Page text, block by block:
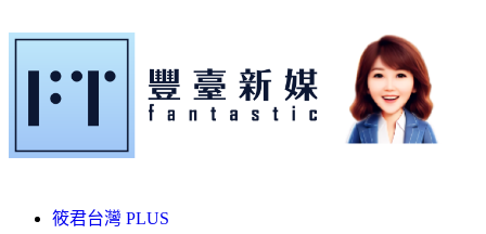
筱君台灣 PLUS